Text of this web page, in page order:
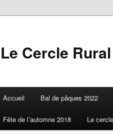
Le Cercle
Accueil Bal de pâques 2022
Fête de l’automne 2018 Le